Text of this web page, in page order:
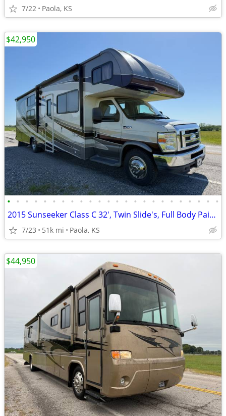
7/22 Paola, KS
• • • • • • • • • • • • • • • • • • • • • • • •
2015 Sunseeker Class C 32', Twin Slide's, Full Body Paint! OBO
7/23 51k mi Paola, KS
$42,950
$44,950